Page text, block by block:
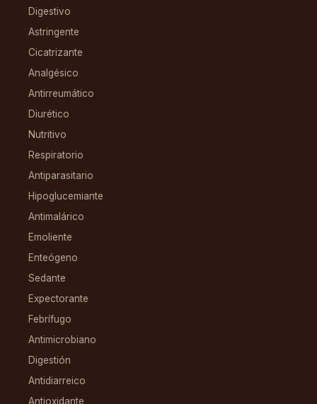
Digestivo
Astringente
Cicatrizante
Analgésico
Antirreumático
Diurético
Nutritivo
Respiratorio
Antiparasitario
Hipoglucemiante
Antimalárico
Emoliente
Enteógeno
Sedante
Expectorante
Febrífugo
Antimicrobiano
Digestión
Antidiarreico
Antioxidante